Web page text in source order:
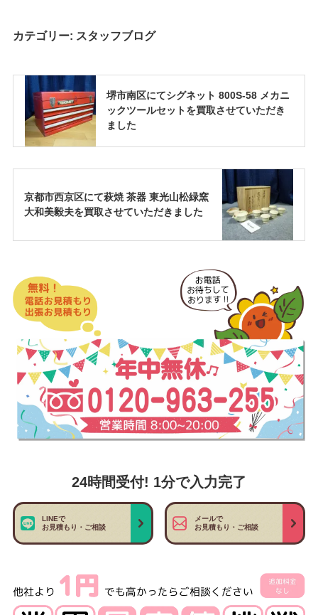
カテゴリー: スタッフブログ
堺市南区にてシグネット 800S-58 メカニ
ックツールセットを買取させていただき
ました
京都市西京区にて萩焼 茶器 東光山松緑窯
大和美毅夫を買取させていただきました
24時間受付! 1分で入力完了
LINEで
お見積もり・ご相談
メールで
お見積もり・ご相談